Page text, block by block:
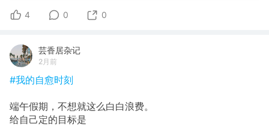
4 0 0
芸香居杂记
2月前
#我的自愈时刻
端午假期，不想就这么白白浪费。
给自己定的目标是